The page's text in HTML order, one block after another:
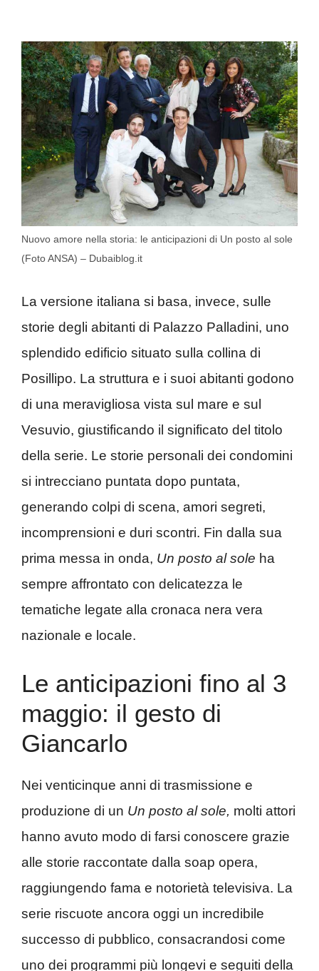
Nuovo amore nella storia: le anticipazioni di Un posto al sole
(Foto ANSA) – Dubaiblog.it
La versione italiana si basa, invece, sulle
storie degli abitanti di Palazzo Palladini, uno
splendido edificio situato sulla collina di
Posillipo. La struttura e i suoi abitanti godono
di una meravigliosa vista sul mare e sul
Vesuvio, giustificando il significato del titolo
della serie. Le storie personali dei condomini
si intrecciano puntata dopo puntata,
generando colpi di scena, amori segreti,
incomprensioni e duri scontri. Fin dalla sua
prima messa in onda, Un posto al sole ha
sempre affrontato con delicatezza le
tematiche legate alla cronaca nera vera
nazionale e locale.
Le anticipazioni fino al 3
maggio: il gesto di
Giancarlo
Nei venticinque anni di trasmissione e
produzione di un Un posto al sole, molti attori
hanno avuto modo di farsi conoscere grazie
alle storie raccontate dalla soap opera,
raggiungendo fama e notorietà televisiva. La
serie riscuote ancora oggi un incredibile
successo di pubblico, consacrandosi come
uno dei programmi più longevi e seguiti della